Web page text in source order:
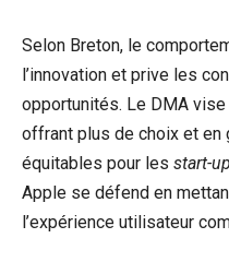
Selon Breton, le
l’innovation et prive les
opportunités. Le DMA
offrant plus de choix et en
équitables pour les start-
Apple se défend en
l’expérience utilisateur